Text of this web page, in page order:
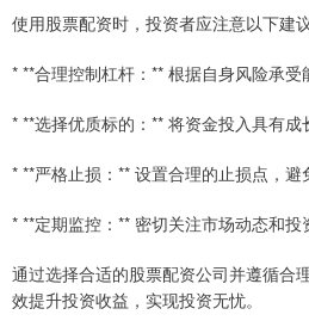
使用股票配资时，投资者应注意以下建
* **合理控制杠杆：** 根据自身风险承受
* **选择优质标的：** 将资金投入具有成
* **严格止损：** 设置合理的止损点，避
* **定期监控：** 密切关注市场动态和投
通过选择合适的股票配资公司并遵循合
效提升投资收益，实现投资无忧。